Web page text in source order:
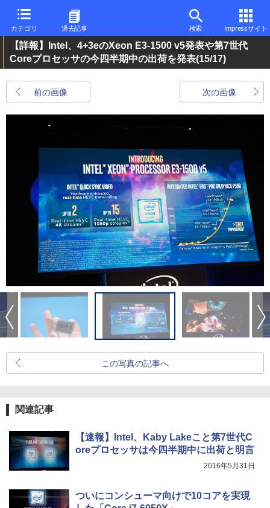
カテゴリ 過去記事 検索 Impressサイト
【詳報】Intel、4+3eのXeon E3-1500 v5発表や第7世代
Coreプロセッサの今四半期中の出荷を発表(15/17)
前の画像 次の画像
この写真の記事へ
関連記事
【速報】Intel、Kaby Lakeこと第7世代C
oreプロセッサは今四半期中に出荷と明言
2016年5月31日
ついにコンシューマ向けで10コアを実現